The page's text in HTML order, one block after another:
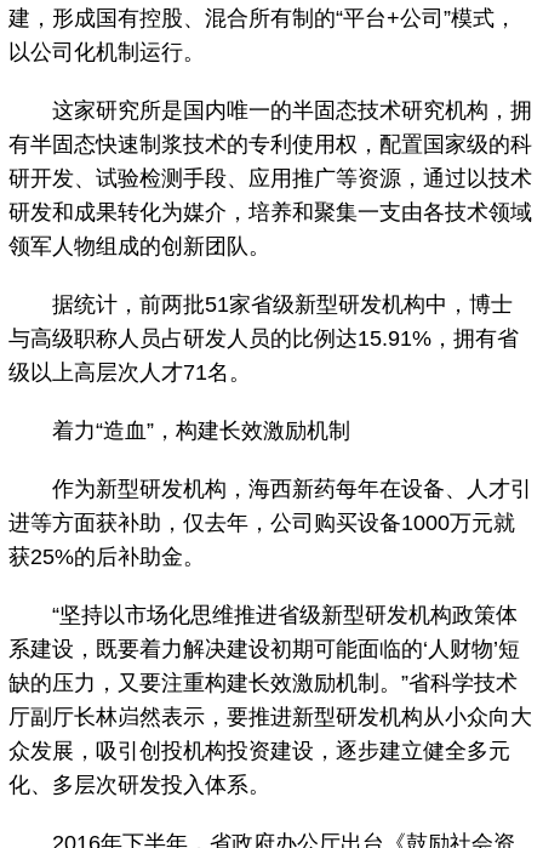
建，形成国有控股、混合所有制的“平台+公司”模式，
以公司化机制运行。
这家研究所是国内唯一的半固态技术研究机构，拥
有半固态快速制浆技术的专利使用权，配置国家级的科
研开发、试验检测手段、应用推广等资源，通过以技术
研发和成果转化为媒介，培养和聚集一支由各技术领域
领军人物组成的创新团队。
据统计，前两批51家省级新型研发机构中，博士
与高级职称人员占研发人员的比例达15.91%，拥有省
级以上高层次人才71名。
着力“造血”，构建长效激励机制
作为新型研发机构，海西新药每年在设备、人才引
进等方面获补助，仅去年，公司购买设备1000万元就
获25%的后补助金。
“坚持以市场化思维推进省级新型研发机构政策体
系建设，既要着力解决建设初期可能面临的‘人财物’短
缺的压力，又要注重构建长效激励机制。”省科学技术
厅副厅长林岿然表示，要推进新型研发机构从小众向大
众发展，吸引创投机构投资建设，逐步建立健全多元
化、多层次研发投入体系。